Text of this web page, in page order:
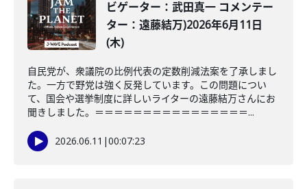
ビゲーター：武田真一 コメンテー
ター：遠藤結万)2026年6月11日
(木)
自民党が、衆議院の比例代表の定数削減法案を了承しまし
た。一方で野党は強く反発しています。この問題につい
て、国会や選挙制度に詳しいライターの遠藤結万さんにお
聞きしました。＝＝＝＝＝＝＝＝＝＝＝＝＝＝＝＝...
2026.06.11 |00:07:23